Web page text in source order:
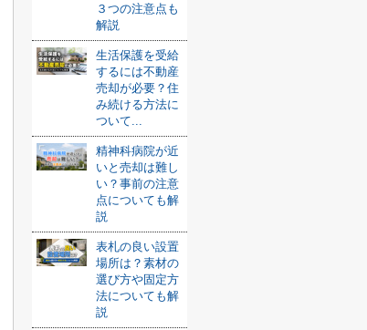
３つの注意点も
解説
生活保護を受給
するには不動産
売却が必要？住
み続ける方法に
ついて...
精神科病院が近
いと売却は難し
い？事前の注意
点についても解
説
表札の良い設置
場所は？素材の
選び方や固定方
法についても解
説